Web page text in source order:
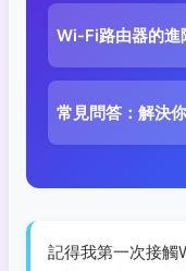
Wi-Fi路由器的進
常見問答：解決
記得我第一次接觸